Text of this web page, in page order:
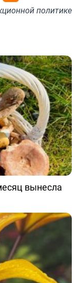
политике
вынесла